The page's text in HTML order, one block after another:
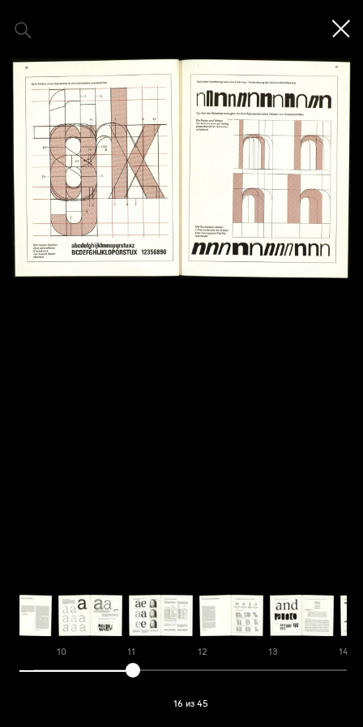
10 11 12 13 14
16 из 45